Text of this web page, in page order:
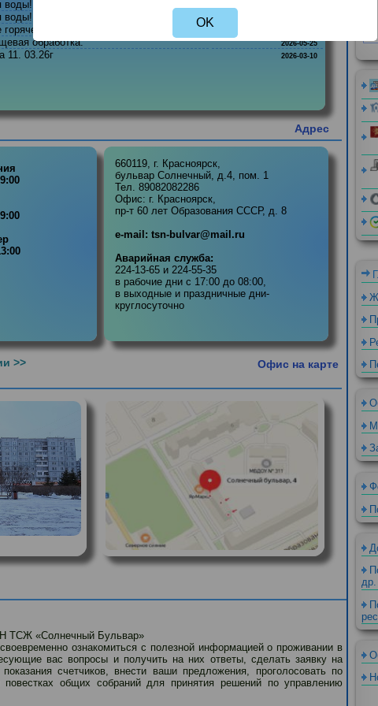
воды!
воды!
горячей воды. 2026-06-01
обработка.
Адрес
19:00
19:00
660119, г. Красноярск,
бульвар Солнечный, д.4, пом. 1
Тел. 89082082286
Офис: г. Красноярск,
пр-т 60 лет Образования СССР, д. 8
e-mail: tsn-bulvar@mail.ru
Аварийная служба:
224-13-65 и 224-55-35
в рабочие дни с 17:00 до 08:00,
круглосуточно
>> Офис на карте
ТСН ТСЖ «Солнечный Бульвар»
своевременно ознакомиться с полезной информацией о проживании в
! Not valid!
OK